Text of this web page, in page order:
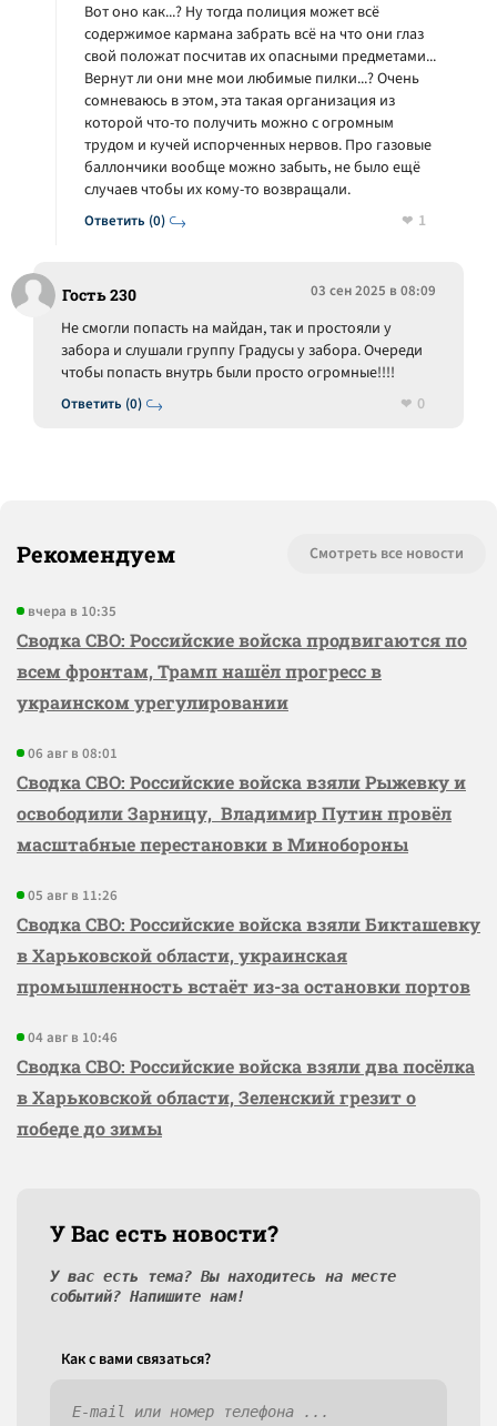
Ответить (0)
Вот оно как...? Ну тогда полиция может всё
содержимое кармана забрать всё на что они глаз
свой положат посчитав их опасными предметами...
Вернут ли они мне мои любимые пилки...? Очень
сомневаюсь в этом, эта такая организация из
которой что-то получить можно с огромным
трудом и кучей испорченных нервов. Про газовые
баллончики вообще можно забыть, не было ещё
случаев чтобы их кому-то возвращали.
1
Гость 230 03 сен 2025 в 08:09
Ответить (0)
Не смогли попасть на майдан, так и простояли у
забора и слушали группу Градусы у забора. Очереди
чтобы попасть внутрь были просто огромные!!!!
0
Рекомендуем Смотреть все новости
вчера в 10:35
Сводка СВО: Российские войска продвигаются по
всем фронтам, Трамп нашёл прогресс в
украинском урегулировании
06 авг в 08:01
Сводка СВО: Российские войска взяли Рыжевку и
освободили Зарницу, Владимир Путин провёл
масштабные перестановки в Минобороны
05 авг в 11:26
Сводка СВО: Российские войска взяли Бикташевку
в Харьковской области, украинская
промышленность встаёт из-за остановки портов
04 авг в 10:46
Сводка СВО: Российские войска взяли два посёлка
в Харьковской области, Зеленский грезит о
победе до зимы
У Вас есть новости?
У вас есть тема? Вы находитесь на месте
событий? Напишите нам!
Как c вами связаться?